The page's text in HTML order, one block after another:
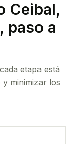
Ceibal,
, paso a
etapa está
minimizar los